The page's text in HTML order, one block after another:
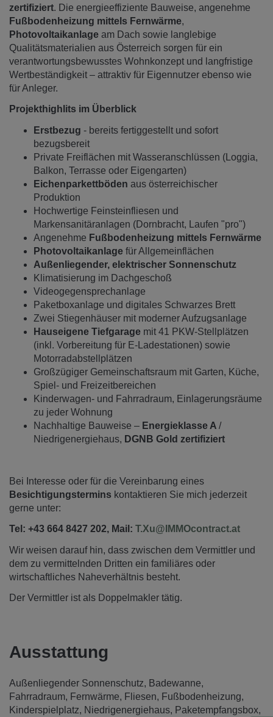
zertifiziert. Die energieeffiziente Bauweise, angenehme
Fußbodenheizung mittels Fernwärme,
Photovoltaikanlage am Dach sowie langlebige
Qualitätsmaterialien aus Österreich sorgen für ein
verantwortungsbewusstes Wohnkonzept und langfristige
Wertbeständigkeit – attraktiv für Eigennutzer ebenso wie
für Anleger.
Projekthighlits im Überblick
Erstbezug - bereits fertiggestellt und sofort
bezugsbereit
Private Freiflächen mit Wasseranschlüssen (Loggia,
Balkon, Terrasse oder Eigengarten)
Eichenparkettböden aus österreichischer
Produktion
Hochwertige Feinsteinfliesen und
Markensanitäranlagen (Dornbracht, Laufen "pro")
Angenehme Fußbodenheizung mittels Fernwärme
Photovoltaikanlage für Allgemeinflächen
Außenliegender, elektrischer Sonnenschutz
Klimatisierung im Dachgeschoß
Videogegensprechanlage
Paketboxanlage und digitales Schwarzes Brett
Zwei Stiegenhäuser mit moderner Aufzugsanlage
Hauseigene Tiefgarage mit 41 PKW-Stellplätzen
(inkl. Vorbereitung für E-Ladestationen) sowie
Motorradabstellplätzen
Großzügiger Gemeinschaftsraum mit Garten, Küche,
Spiel- und Freizeitbereichen
Kinderwagen- und Fahrradraum, Einlagerungsräume
zu jeder Wohnung
Nachhaltige Bauweise – Energieklasse A /
Niedrigenergiehaus, DGNB Gold zertifiziert
Bei Interesse oder für die Vereinbarung eines
Besichtigungstermins kontaktieren Sie mich jederzeit
gerne unter:
Tel: +43 664 8427 202, Mail: T.Xu@IMMOcontract.at
Wir weisen darauf hin, dass zwischen dem Vermittler und
dem zu vermittelnden Dritten ein familiäres oder
wirtschaftliches Naheverhältnis besteht.
Der Vermittler ist als Doppelmakler tätig.
Ausstattung
Außenliegender Sonnenschutz
Badewanne
Fahrradraum
Fernwärme Fliesen
Fußbodenheizung
Kinderspielplatz
Niedrigenergiehaus Paketempfangsbox